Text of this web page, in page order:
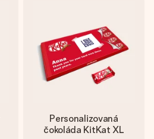
Personalizovaná
čokoláda KitKat XL